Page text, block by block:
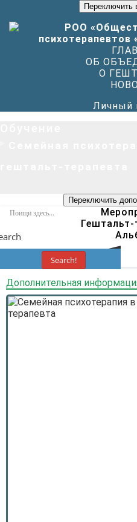
Переключить
ОБ
О
Личный
Переключить
Search!
Гештальт-
Дополнительная